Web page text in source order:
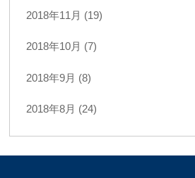
2018年11月 (19)
2018年10月 (7)
2018年9月 (8)
2018年8月 (24)